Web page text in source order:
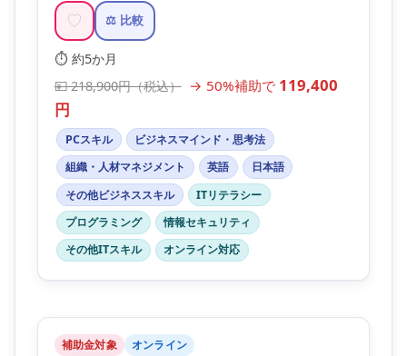
♡ ⚖️ 比較
⏱️ 約5か月
💴 218,900円（税込） → 50%補助で 119,400
円
PCスキル
ビジネスマインド・思考法
組織・人材マネジメント
英語
日本語
その他ビジネススキル
ITリテラシー
プログラミング
情報セキュリティ
その他ITスキル
オンライン対応
補助金対象 オンライン